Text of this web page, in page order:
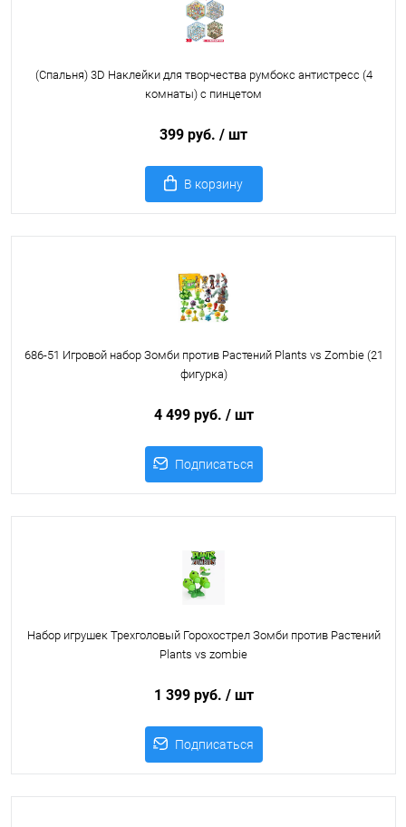
(Спальня) 3D Наклейки для творчества румбокс антистресс (4
комнаты) с пинцетом
399 руб. / шт
В корзину
686-51 Игровой набор Зомби против Растений Plants vs Zombie (21
фигурка)
4 499 руб. / шт
Подписаться
Набор игрушек Трехголовый Горохострел Зомби против Растений
Plants vs zombie
1 399 руб. / шт
Подписаться